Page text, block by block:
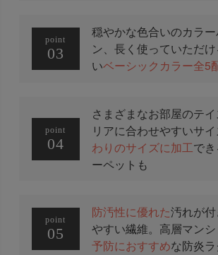
point
03
穏やかな色合いのカラ
ン、長く使っていただ
いベーシックカラー全5
point
04
さまざまなお部屋のテ
リアに合わせやすいサイ
わりのサイズに加工で
ーペットも
point
05
防汚性に優れた汚れが
やすい繊維。高層マン
予防におすすめな防炎